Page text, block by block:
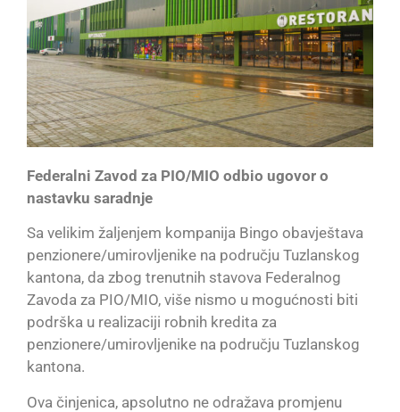
Federalni Zavod za PIO/MIO odbio ugovor o
nastavku saradnje
Sa velikim žaljenjem kompanija Bingo obavještava
penzionere/umirovljenike na području Tuzlanskog
kantona, da zbog trenutnih stavova Federalnog
Zavoda za PIO/MIO, više nismo u mogućnosti biti
podrška u realizaciji robnih kredita za
penzionere/umirovljenike na području Tuzlanskog
kantona.
Ova činjenica, apsolutno ne odražava promjenu